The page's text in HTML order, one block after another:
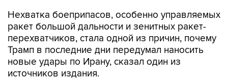
Нехватка боеприпасов, особенно управляемых
ракет большой дальности и зенитных ракет-
перехватчиков, стала одной из причин, почему
Трамп в последние дни передумал наносить
новые удары по Ирану, сказал один из
источников издания.